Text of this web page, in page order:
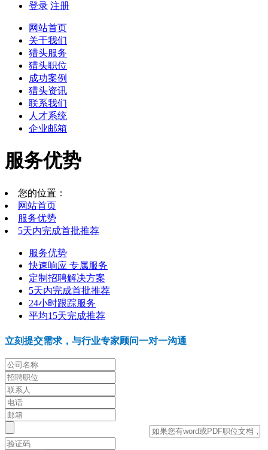
登录 注册
网站首页
关于我们
猎头服务
猎头职位
成功案例
猎头资讯
联系我们
人才系统
企业邮箱
服务优势
您的位置：
网站首页
服务优势
5天内完成首批推荐
服务优势
快速响应 专属服务
定制招聘解决方案
5天内完成首批推荐
24小时跟踪服务
平均15天完成推荐
立刻提交需求，与行业专家顾问一对一沟通